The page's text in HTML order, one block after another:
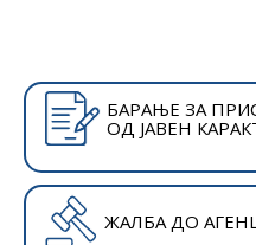
БАРАЊЕ ЗА
ОД ЈАВЕН
ЖАЛБА ДО